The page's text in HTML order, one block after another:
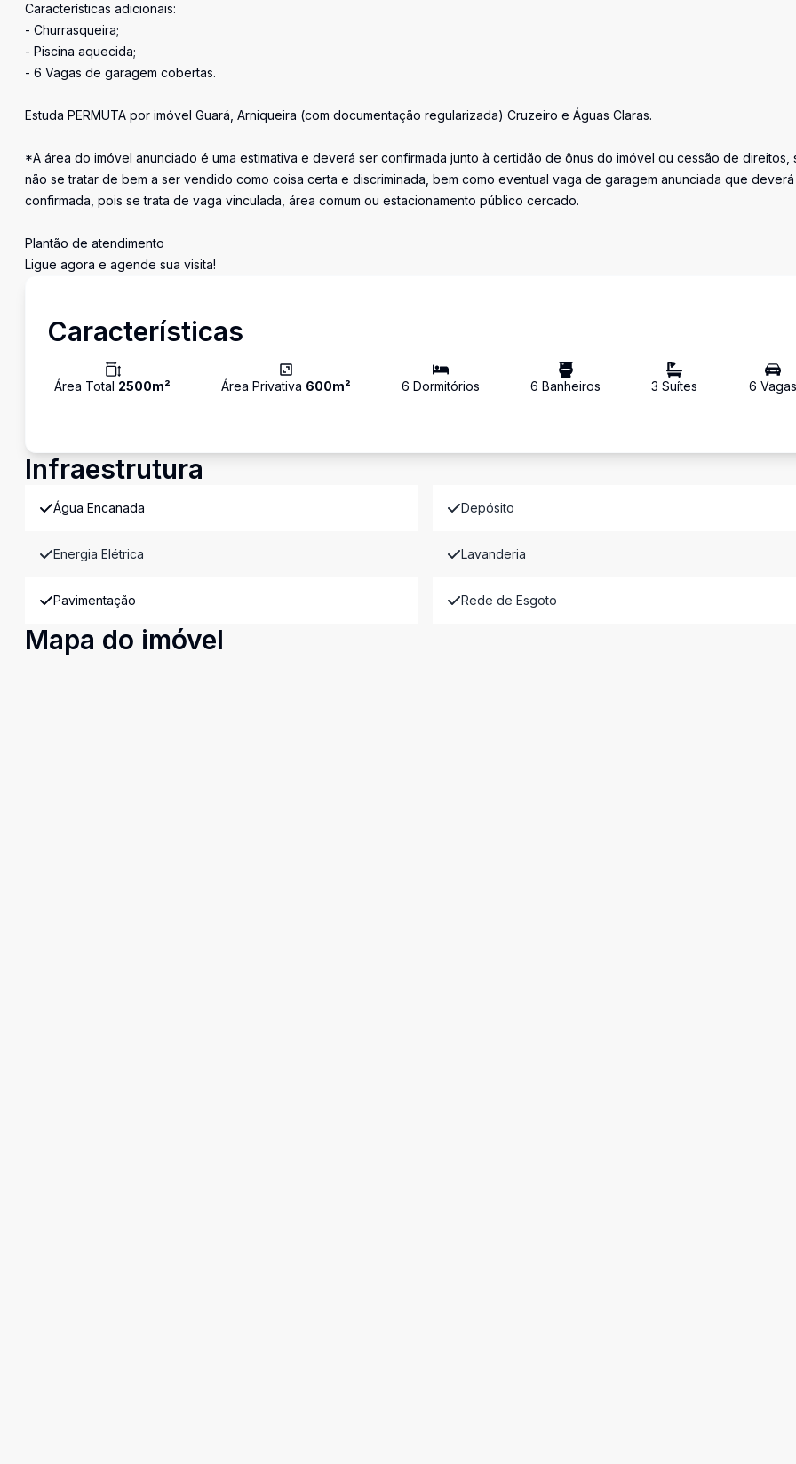
Características adicionais:
- Churrasqueira;
- Piscina aquecida;
- 6 Vagas de garagem cobertas.
Estuda PERMUTA por imóvel Guará, Arniqueira (com documentação regularizada) Cruzeiro e Águas Claras.
*A área do imóvel anunciado é uma estimativa e deverá ser confirmada junto à certidão de ônus do imóvel ou cessão de direitos,
não se tratar de bem a ser vendido como coisa certa e discriminada, bem como eventual vaga de garagem anunciada que
confirmada, pois se trata de vaga vinculada, área comum ou estacionamento público cercado.
Plantão de atendimento
Ligue agora e agende sua visita!
Características
Área Total 2500m² Área Privativa 600m² 6 Dormitórios 6 Banheiros 3 Suítes 6 Vagas
Infraestrutura
Água Encanada Depósito
Energia Elétrica Lavanderia
Pavimentação Rede de Esgoto
Mapa do imóvel